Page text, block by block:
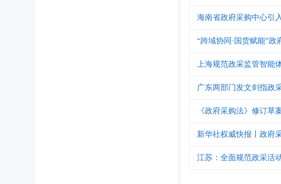
海南省政府采购中心引
“跨域协同·国货赋能”
上海规范政采监管智能
广东两部门发文剑指政
《政府采购法》修订草
新华社权威快报丨政府
江苏：全面规范政采活